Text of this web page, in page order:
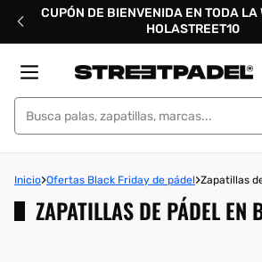
directamente
CUPÓN DE BIENVENIDA EN TODA LA
HOLASTREET10
Street Padel
Inicio Ofertas Black Friday de pádel Zapatillas
ZAPATILLAS DE PÁDEL EN